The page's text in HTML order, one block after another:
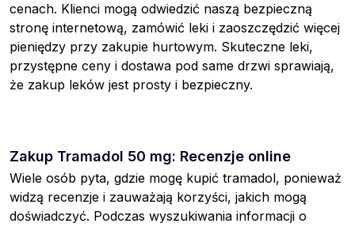
cenach. Klienci mogą odwiedzić naszą bezpieczną
stronę internetową, zamówić leki i zaoszczędzić więcej
pieniędzy przy zakupie hurtowym. Skuteczne leki,
przystępne ceny i dostawa pod same drzwi sprawiają,
że zakup leków jest prosty i bezpieczny.
Zakup Tramadol 50 mg: Recenzje online
Wiele osób pyta, gdzie mogę kupić tramadol, ponieważ
widzą recenzje i zauważają korzyści, jakich mogą
doświadczyć. Podczas wyszukiwania informacji o